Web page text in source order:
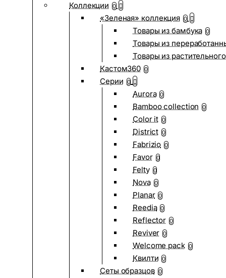
Коллекции 0
«Зеленая» коллекция 0
Товары из бамбука 0
Товары из
Товары из
Кастом360 0
Серии 0
Aurora 0
Bamboo collection 0
Color it 0
District 0
Fabrizio 0
Favor 0
Felty 0
Nova 0
Planar 0
Reedia 0
Reflector 0
Reviver 0
Welcome pack 0
Квилти 0
Сеты образцов 0